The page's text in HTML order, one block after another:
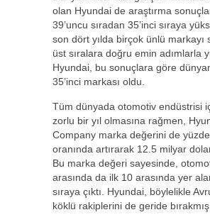
olan Hyundai de araştırma
39’uncu sıradan 35’inci sıraya
son dört yılda birçok ünlü markayı
üst sıralara doğru emin adımlarla
Hyundai, bu sonuçlara göre
35’inci markası oldu.
Tüm dünyada otomotiv endüstrisi
zorlu bir yıl olmasına rağmen,
Company marka değerini de yüzde
oranında artırarak 12.5 milyar
Bu marka değeri sayesinde,
arasında da ilk 10 arasında yer
sıraya çıktı. Hyundai, böylelikle
köklü rakiplerini de geride bırakmış